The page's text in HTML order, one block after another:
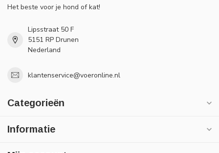
Het beste voor je hond of kat!
Lipsstraat 50 F
5151 RP Drunen
Nederland
klantenservice@voeronline.nl
Categorieën
Informatie